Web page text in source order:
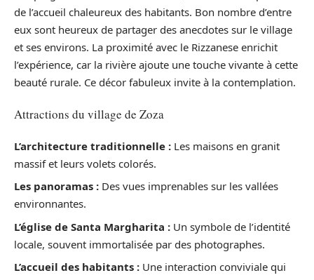
de l’accueil chaleureux des habitants. Bon nombre d’entre
eux sont heureux de partager des anecdotes sur le village
et ses environs. La proximité avec le Rizzanese enrichit
l’expérience, car la rivière ajoute une touche vivante à cette
beauté rurale. Ce décor fabuleux invite à la contemplation.
Attractions du village de Zoza
L’architecture traditionnelle : Les maisons en granit
massif et leurs volets colorés.
Les panoramas : Des vues imprenables sur les vallées
environnantes.
L’église de Santa Margharita : Un symbole de l’identité
locale, souvent immortalisée par des photographes.
L’accueil des habitants : Une interaction conviviale qui